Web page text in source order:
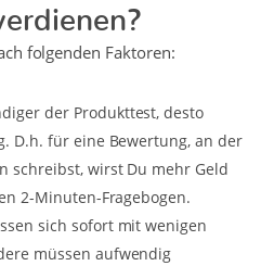
folgenden Faktoren:
der Produkttest, desto
D.h. für eine Bewertung, an der
schreibst, wirst Du mehr Geld
2-Minuten-Fragebogen.
sich sofort mit wenigen
müssen aufwendig